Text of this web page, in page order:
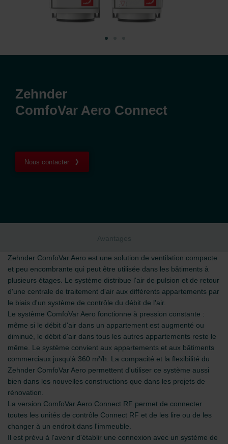
Zehnder
ComfoVar Aero Connect
Nous contacter
Avantages
Zehnder ComfoVar Aero est une solution de ventilation compacte
et peu encombrante qui peut être utilisée dans les bâtiments à
plusieurs étages. Le système distribue l'air de pulsion et de retour
d'une centrale de traitement d'air aux différents appartements par
le biais d'un système de contrôle du débit de l'air.
Le système ComfoVar Aero fonctionne à pression constante :
même si le débit d'air dans un appartement est augmenté ou
diminué, le débit d'air dans tous les autres appartements reste le
même. Le système convient aux appartements et aux bâtiments
commerciaux jusqu'à 360 m³/h. La compacité et la flexibilité du
Zehnder ComfoVar Aero permettent d'utiliser ce système aussi
bien dans les nouvelles constructions que dans les projets de
rénovation.
La version ComfoVar Aero Connect RF permet de connecter
toutes les unités de contrôle Connect RF et de les lire ou de les
changer à un endroit dans l'immeuble.
Il est prévu à l'avenir d'établir une connexion avec un système de